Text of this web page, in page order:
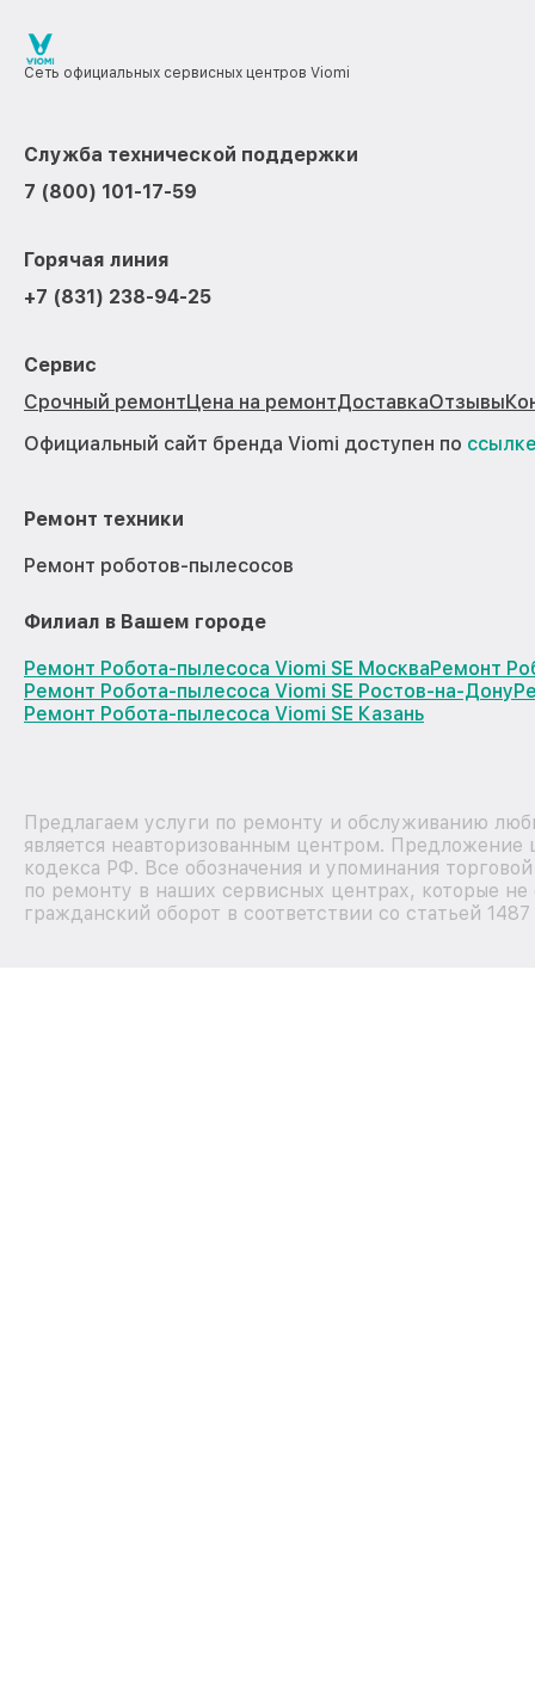
Сеть официальных сервисных центров Viomi
Служба технической поддержки
7 (800) 101-17-59
Горячая линия
+7 (831) 238-94-25
Сервис
Срочный ремонтЦена на ремонтДоставкаОтзывы
Официальный сайт бренда Viomi доступен по
Ремонт техники
Ремонт роботов-пылесосов
Филиал в Вашем городе
Ремонт Робота-пылесоса Viomi SE МоскваРемонт
Ремонт Робота-пылесоса Viomi SE Ростов-на-Дону
Ремонт Робота-пылесоса Viomi SE Казань
Предлагаем услуги по ремонту и обслуживанию
является неавторизованным центром.
кодекса РФ. Все обозначения и упоминания
по ремонту в наших сервисных центрах, которые
гражданский оборот в соответствии со статьей